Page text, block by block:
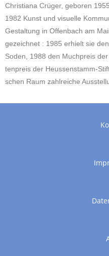
Chri­stia­na Crüger, gebo­ren
1982 Kunst und visu­el­le
Gestal­tung in Offen­bach am
ge­zeich­net : 1985 erhielt sie
Soden, 1988 den Muchpreis
ten­preis der Heu­ssen­stamm-
schen Raum zahl­rei­che